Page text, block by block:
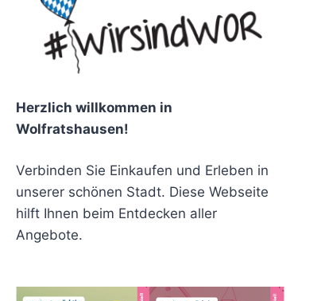
Herzlich willkommen in
Wolfratshausen!
Verbinden Sie Einkaufen und Erleben in
unserer schönen Stadt. Diese Webseite
hilft Ihnen beim Entdecken aller
Angebote.